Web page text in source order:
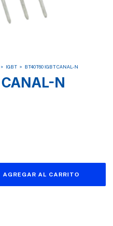
> IGBT > BT40T60 IGBT CANAL-N
N